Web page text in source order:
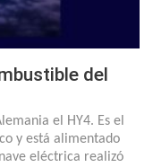
del
el HY4. Es el
y está alimentado
eléctrica realizó